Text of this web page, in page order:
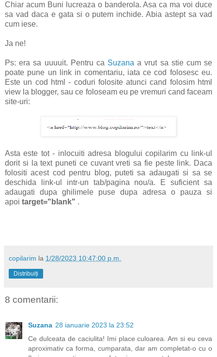
Chiar acum Buni lucreaza o banderola. Asa ca ma voi duce
sa vad daca e gata si o putem inchide. Abia astept sa vad
cum iese.
Ja ne!
Ps: era sa uuuuit. Pentru ca Suzana a vrut sa stie cum se
poate pune un link in comentariu, iata ce cod folosesc eu.
Este un cod html - coduri folosite atunci cand folosim html
view la blogger, sau ce foloseam eu pe vremuri cand faceam
site-uri:
Asta este tot - inlocuiti adresa blogului copilarim cu link-ul
dorit si la text puneti ce cuvant vreti sa fie peste link. Daca
folositi acest cod pentru blog, puteti sa adaugati si sa se
deschida link-ul intr-un tab/pagina nou/a. E suficient sa
adaugati dupa ghilimele puse dupa adresa o pauza si
apoi target="blank" .
copilarim la 1/28/2023 10:47:00 p.m.
Distribuiți
8 comentarii:
Suzana 28 ianuarie 2023 la 23:52
Ce dulceata de caciulita! Imi place culoarea. Am si eu ceva
aproximativ ca forma, cumparata, dar am completat-o cu o